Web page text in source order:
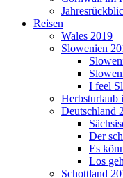
Reisen
Wales 2019
Slowenien
I feel
Herbsturlaub
Deutschland
Der
Es
Los
Schottland